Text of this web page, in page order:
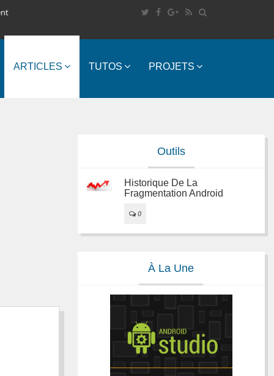
ARTICLES TUTOS PROJETS
Outils
Historique De La
Fragmentation Android
0
À La Une